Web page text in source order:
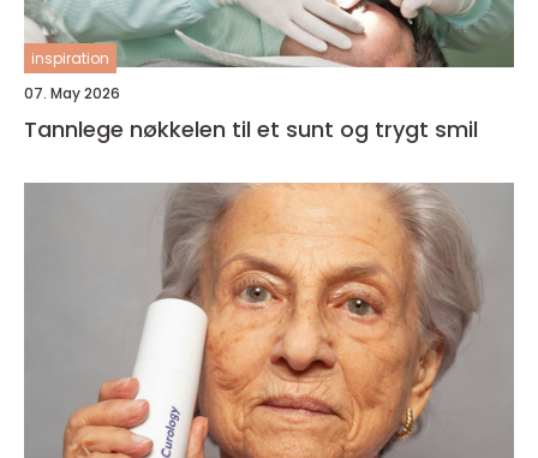
inspiration
07. May 2026
Tannlege nøkkelen til et sunt og trygt smil